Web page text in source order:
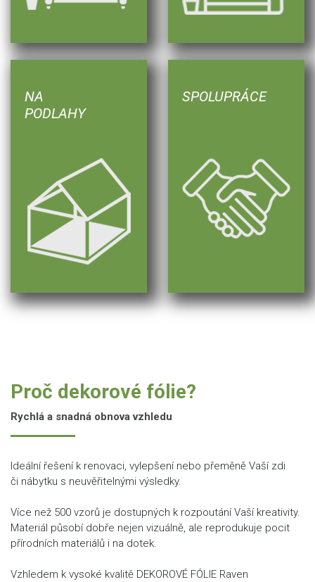
NA
PODLAHY
SPOLUPRÁCE
Proč dekorové fólie?
Rychlá a snadná obnova vzhledu
Ideální řešení k renovaci, vylepšení nebo přeměně Vaší zdi
či nábytku s neuvěřitelnými výsledky.
Více než 500 vzorů je dostupných k rozpoutání Vaší kreativity.
Materiál působí dobře nejen vizuálně, ale reprodukuje pocit
přírodních materiálů i na dotek.
Vzhledem k vysoké kvalitě DEKOROVÉ FÓLIE Raven